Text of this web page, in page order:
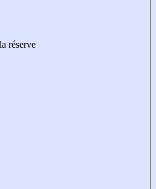
réserve